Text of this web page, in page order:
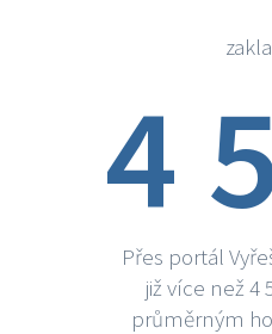
4
Přes portál
již více než 4
průměrným